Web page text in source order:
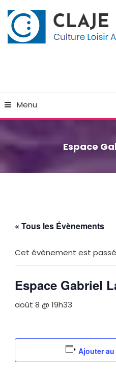
To
Content
Menu
Espace
« Tous les Évènements
Cet évènement est
Espace Gabriel
août 8 @ 19h33
Ajouter